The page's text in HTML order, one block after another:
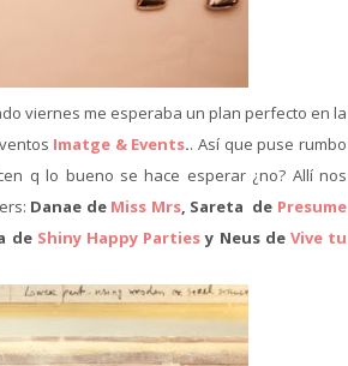
viernes me esperaba un plan perfecto en la
Imatge & Events.. Así que puse rumbo
q lo bueno se hace esperar ¿no? Allí nos
Danae de Miss Mrs, Sareta de Presume
de Shiny Happy Partiesy Neus de Vive tu